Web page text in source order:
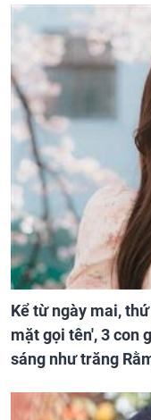
Kể từ ngày mai,
mặt gọi tên', 3 con
sáng như trăng